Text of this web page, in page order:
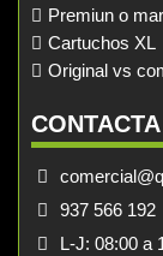
Premiun o
Cartuchos XL
Original vs
937 566 192
L-J: 08:00 a